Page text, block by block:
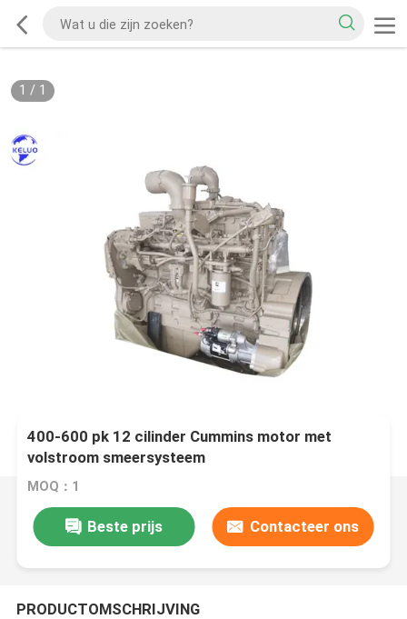
1 / 1
400-600 pk 12 cilinder Cummins motor met
volstroom smeersysteem
MOQ：1
Beste prijs Contacteer ons
PRODUCTOMSCHRIJVING